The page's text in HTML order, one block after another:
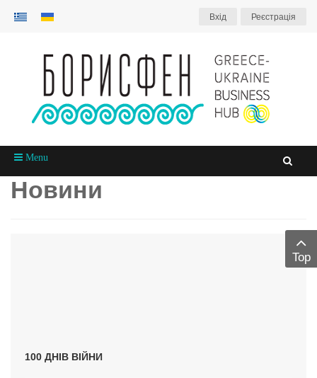
Вхiд Реєстрація
Menu
Новини
100 ДНІВ ВІЙНИ
Top